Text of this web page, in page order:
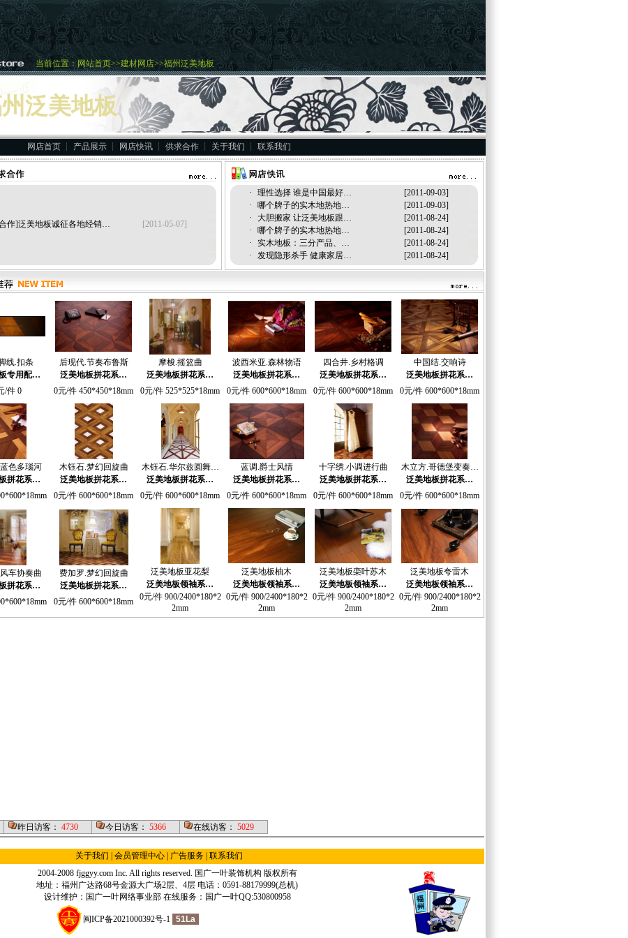
当前位置： 网站首页>>建材网店>>福州泛美地板
泛美地板
网店首页 ┊ 产品展示 ┊ 网店快讯 ┊ 供求合作 ┊ 关于我们 ┊ 联系我们
作]泛美地板诚征各地经销… [2011-05-07]
· 理性选择 谁是中国最好…
[2011-09-03]
·
哪个牌子的实木地热地…
[2011-09-03]
·
大胆搬家 让泛美地板跟…
[2011-08-24]
·
哪个牌子的实木地热地…
[2011-08-24]
·
实木地板：三分产品、…
[2011-08-24]
·
发现隐形杀手 健康家居… [2011-08-24]
线.扣条
专用配…
/件 0
后现代.节奏布鲁斯
泛美地板拼花系…
0元/件 450*450*18mm
摩梭.摇篮曲
泛美地板拼花系…
0元/件 525*525*18mm
波西米亚.森林物语
泛美地板拼花系…
0元/件 600*600*18mm
四合井.乡村格调
泛美地板拼花系…
0元/件 600*600*18mm
中国结.交响诗
泛美地板拼花系…
0元/件 600*600*18mm
色多瑙河
拼花系…
木钰石.梦幻回旋曲
泛美地板拼花系…
0元/件 600*600*18mm
木钰石.华尔兹圆舞…
泛美地板拼花系…
0元/件 600*600*18mm
蓝调.爵士风情
泛美地板拼花系…
0元/件 600*600*18mm
十字绣.小调进行曲
泛美地板拼花系…
0元/件 600*600*18mm
木立方.哥德堡变奏…
泛美地板拼花系…
0元/件 600*600*18mm
车协奏曲
拼花系…
费加罗.梦幻回旋曲
泛美地板拼花系…
0元/件 600*600*18mm
泛美地板亚花梨
泛美地板领袖系…
0元/件 900/2400*180*2
2mm
泛美地板柚木
泛美地板领袖系…
0元/件 900/2400*180*2
2mm
泛美地板栾叶苏木
泛美地板领袖系…
0元/件 900/2400*180*2
2mm
泛美地板夸雷木
泛美地板领袖系…
0元/件 900/2400*180*2
2mm
昨日访客： 4730 今日访客： 5366 在线访客： 5029
关于我们 会员管理中心 | 广告服务 | 联系我们
2004-2008 fjggyy.com Inc. All rights reserved. 国广一叶装饰机构 版权所有
地址：福州广达路68号金源大广场2层、4层 电话：0591-88179999(总机)
设计维护：国广一叶网络事业部 在线服务：国广一叶QQ:530800958
闽ICP备2021000392号-1 51La